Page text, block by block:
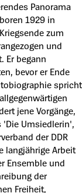
Panorama
1929 in
zum
und
Er begann
bevor er Ende
spricht
jene Vorgänge,
'Die Umsiedlerin',
der DDR
langjährige Arbeit
Ensemble und
der
Freiheit,